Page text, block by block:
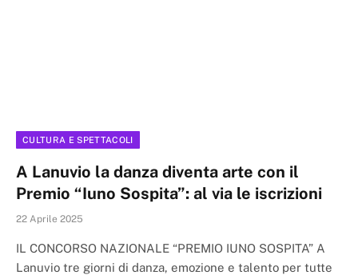
CULTURA E SPETTACOLI
A Lanuvio la danza diventa arte con il
Premio “Iuno Sospita”: al via le iscrizioni
22 Aprile 2025
IL CONCORSO NAZIONALE “PREMIO IUNO SOSPITA” A
Lanuvio tre giorni di danza, emozione e talento per tutte